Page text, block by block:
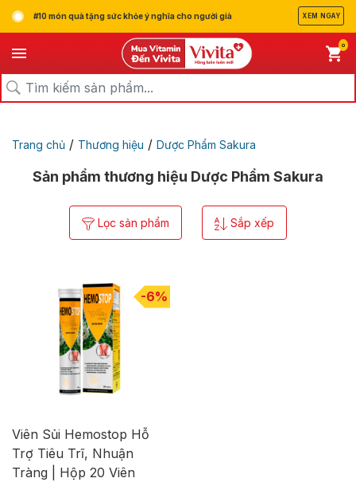
#10 món quà tặng sức khỏe ý nghĩa cho người già XEM NGAY
0
Trang chủ / Thương hiệu / Dược Phẩm Sakura
Sản phẩm thương hiệu Dược Phẩm Sakura
Lọc sản phẩm Sắp xếp
-6%
Viên Sủi Hemostop Hỗ
Trợ Tiêu Trĩ, Nhuận
Tràng | Hộp 20 Viên